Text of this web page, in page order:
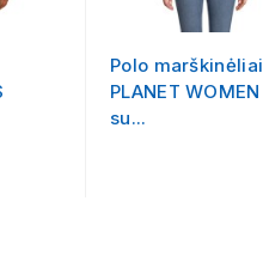
Polo marškinėliai
PLANET WOMEN
su...